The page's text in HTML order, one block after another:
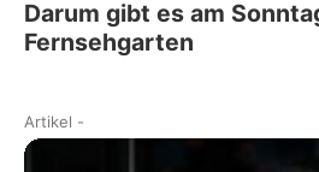
Darum gibt es am
Fernsehgarten
Artikel -